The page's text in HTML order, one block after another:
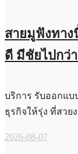
สายมูฟังทาง
ดี มีชัยไปกว่
บริการ รับออกแบ
ธุรกิจให้รุ่ง ที่สวย
2026-08-07